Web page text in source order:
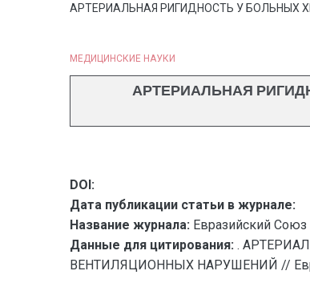
АРТЕРИАЛЬНАЯ РИГИДНОСТЬ У БОЛЬНЫХ
МЕДИЦИНСКИЕ НАУКИ
АРТЕРИАЛЬНАЯ
DOI:
Дата публикации статьи в журнале:
Название журнала: Евразийский
Данные для цитирования: .
ВЕНТИЛЯЦИОННЫХ НАРУШЕНИЙ //